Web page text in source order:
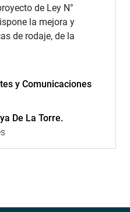
de Ley N°
la mejora y
de rodaje, de la
y Comunicaciones
De La Torre.